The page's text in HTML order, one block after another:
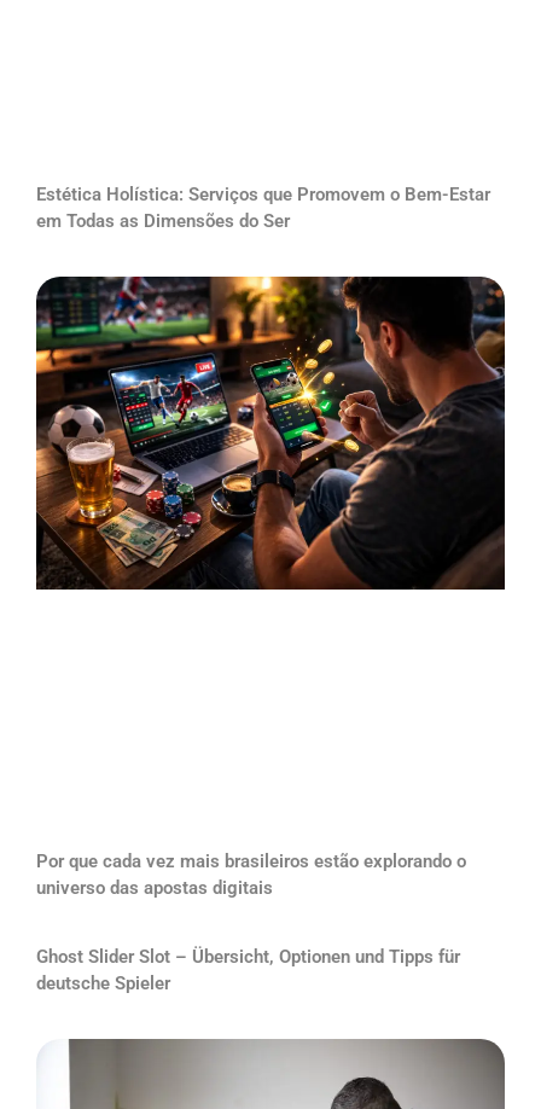
Estética Holística: Serviços que Promovem o Bem-Estar
em Todas as Dimensões do Ser
Por que cada vez mais brasileiros estão explorando o
universo das apostas digitais
Ghost Slider Slot – Übersicht, Optionen und Tipps für
deutsche Spieler